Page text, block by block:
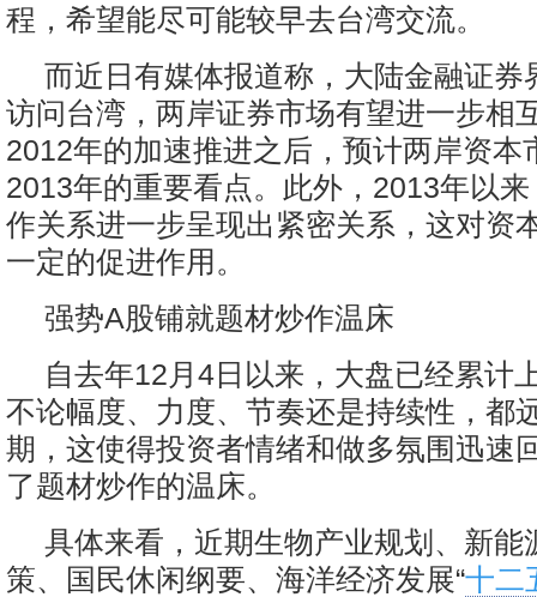
程，希望能尽可能较早去台湾交流。
而近日有媒体报道称，大陆金融证券
访问台湾，两岸证券市场有望进一步相
2012年的加速推进之后，预计两岸资本
2013年的重要看点。此外，2013年以
作关系进一步呈现出紧密关系，这对资
一定的促进作用。
强势A股铺就题材炒作温床
自去年12月4日以来，大盘已经累计
不论幅度、力度、节奏还是持续性，都
期，这使得投资者情绪和做多氛围迅速
了题材炒作的温床。
具体来看，近期生物产业规划、新能
策、国民休闲纲要、海洋经济发展“十二